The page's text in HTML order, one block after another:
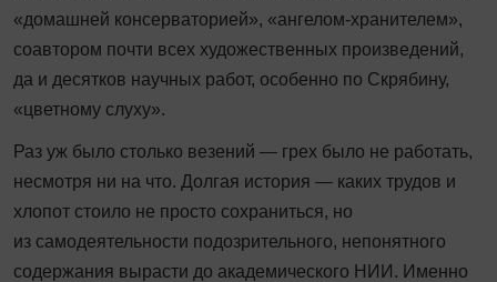
«домашней консерваторией», «ангелом-хранителем»,
соавтором почти всех художественных произведений,
да и десятков научных работ, особенно по Скрябину,
«цветному слуху».
Раз уж было столько везений — грех было не работать,
несмотря ни на что. Долгая история — каких трудов и
хлопот стоило не просто сохраниться, но
из самодеятельности подозрительного, непонятного
содержания вырасти до академического НИИ. Именно